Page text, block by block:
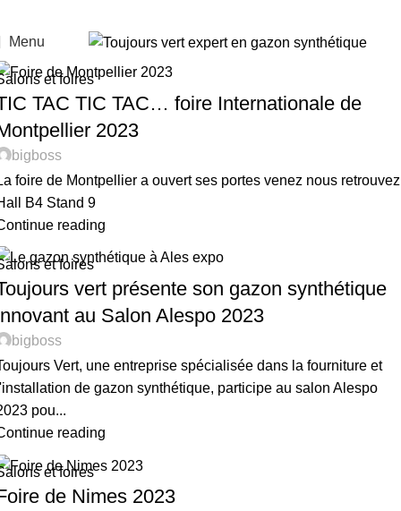
Menu
et foires
TAC TIC TAC… foire Internationale de
2023
bigboss
foire de Montpellier a ouvert ses portes venez nous retrouvez
B4 Stand 9
reading
et foires
vert présente son gazon synthétique
au Salon Alespo 2023
bigboss
Vert, une entreprise spécialisée dans la fourniture et
de gazon synthétique, participe au salon Alespo
pou...
reading
et foires
de Nimes 2023